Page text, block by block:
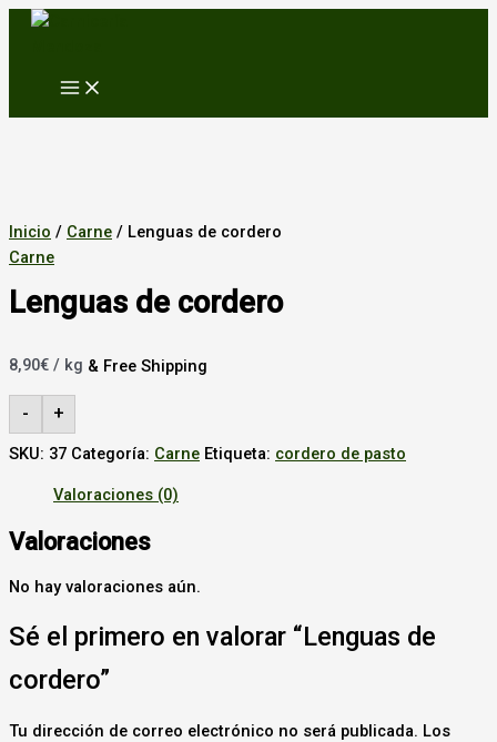
Ir
MAIN
Inicio / Carne / Lenguas de cordero
Carne
Lenguas de cordero
8,90€ / kg & Free Shipping
- +
SKU: 37 Categoría: Carne Etiqueta: cordero de pasto
Valoraciones (0)
Valoraciones
No hay valoraciones aún.
Sé el primero en valorar “Lenguas de
cordero”
Tu dirección de correo electrónico no será publicada. Los